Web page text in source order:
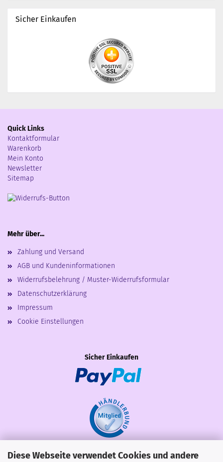
Diese Webseite verwendet Cookies und andere
Sicher Einkaufen
Quick Links
Kontaktformular
Warenkorb
Mein Konto
Newsletter
Sitemap
Mehr über...
Zahlung und Versand
AGB und Kundeninformationen
Widerrufsbelehrung / Muster-Widerrufsformular
Datenschutzerklärung
Impressum
Cookie Einstellungen
Sicher Einkaufen
Share